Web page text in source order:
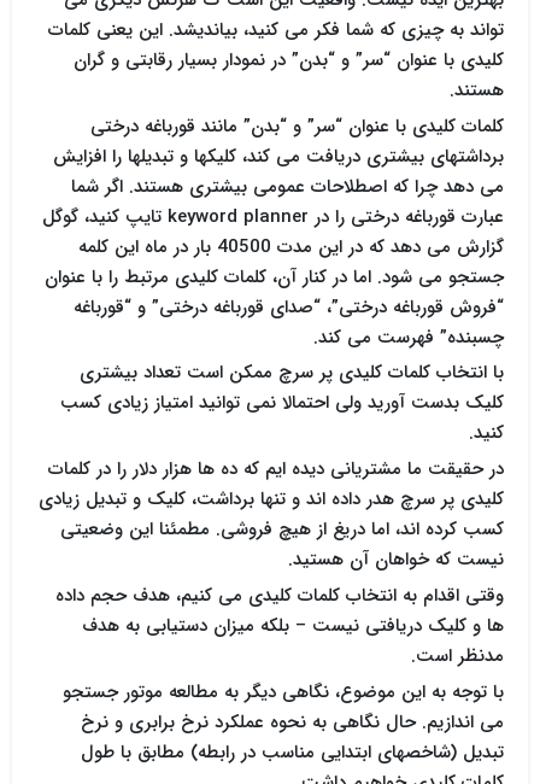
تواند به چیزی که شما فکر می کنید، بیاندیشد. این یعنی کلمات
کلیدی با عنوان “سر” و “بدن” در نمودار بسیار رقابتی و گران
هستند.
کلمات کلیدی با عنوان “سر” و “بدن” مانند قورباغه درختی
برداشتهای بیشتری دریافت می کند، کلیکها و تبدیلها را افزایش
می دهد چرا که اصطلاحات عمومی بیشتری هستند. اگر شما
عبارت قورباغه درختی را در keyword planner تایپ کنید، گوگل
گزارش می دهد که در این مدت 40500 بار در ماه این کلمه
جستجو می شود. اما در کنار آن، کلمات کلیدی مرتبط را با عنوان
“فروش قورباغه درختی”، “صدای قورباغه درختی” و “قورباغه
چسبنده” فهرست می کند.
با انتخاب کلمات کلیدی پر سرچ ممکن است تعداد بیشتری
کلیک بدست آورید ولی احتمالا نمی توانید امتیاز زیادی کسب
کنید.
در حقیقت ما مشتریانی دیده ایم که ده ها هزار دلار را در کلمات
کلیدی پر سرچ هدر داده اند و تنها برداشت، کلیک و تبدیل زیادی
کسب کرده اند، اما دریغ از هیچ فروشی. مطمئنا این وضعیتی
نیست که خواهان آن هستید.
وقتی اقدام به انتخاب کلمات کلیدی می کنیم، هدف حجم داده
ها و کلیک دریافتی نیست – بلکه میزان دستیابی به هدف
مدنظر است.
با توجه به این موضوع، نگاهی دیگر به مطالعه موتور جستجو
می اندازیم. حال نگاهی به نحوه عملکرد نرخ برابری و نرخ
تبدیل (شاخصهای ابتدایی مناسب در رابطه) مطابق با طول